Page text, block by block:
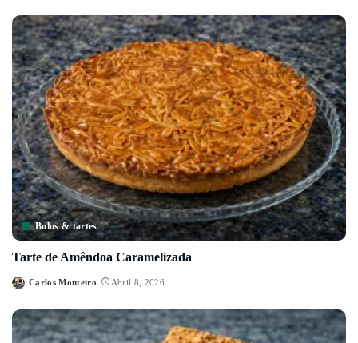
Bolos & tartes
Tarte de Amêndoa Caramelizada
Posted
Carlos Monteiro Abril 8, 2026